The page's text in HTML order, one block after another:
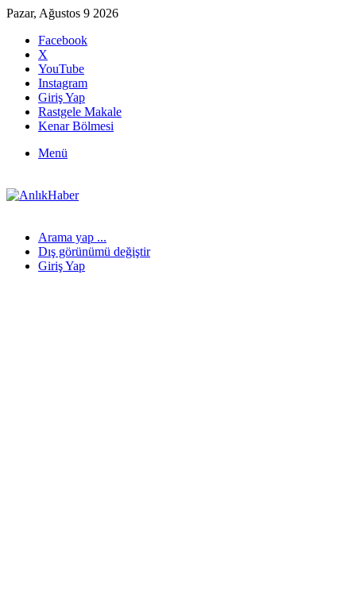
Pazar, Ağustos 9 2026
Facebook
X
YouTube
Instagram
Giriş Yap
Rastgele Makale
Kenar Bölmesi
Menü
Arama yap ...
Dış görünümü değiştir
Giriş Yap